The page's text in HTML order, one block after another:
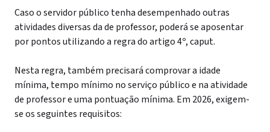
Caso o servidor público tenha desempenhado outras
atividades diversas da de professor, poderá se aposentar
por pontos utilizando a regra do artigo 4º, caput.
Nesta regra, também precisará comprovar a idade
mínima, tempo mínimo no serviço público e na atividade
de professor e uma pontuação mínima. Em 2026, exigem-
se os seguintes requisitos: